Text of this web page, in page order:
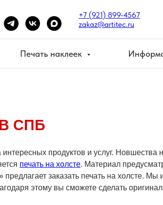
+7 (921) 899-4567
zakaz@artitec.ru
Печать наклеек
СПБ
продуктов и услуг.
печать на холсте. Материал
заказать печать на холсте.
этому вы сможете сделать